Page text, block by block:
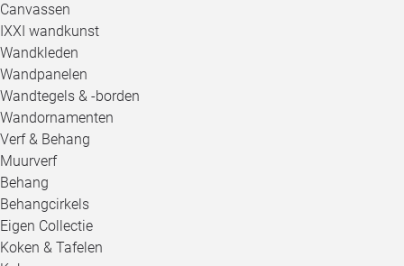
Canvassen
IXXI wandkunst
Wandkleden
Wandpanelen
Wandtegels & -borden
Wandornamenten
Verf & Behang
Muurverf
Behang
Behangcirkels
Eigen Collectie
Koken & Tafelen